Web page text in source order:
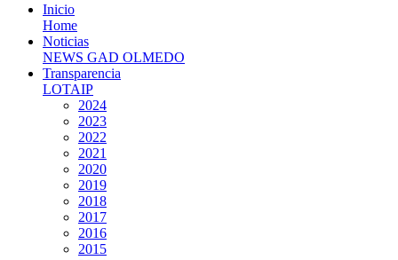
Inicio
Home
Noticias
NEWS GAD OLMEDO
Transparencia
LOTAIP
2024
2023
2022
2021
2020
2019
2018
2017
2016
2015